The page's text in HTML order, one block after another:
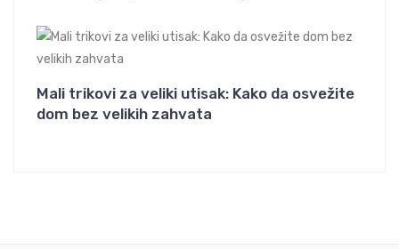
Mali trikovi za veliki utisak: Kako da osvežite
dom bez velikih zahvata